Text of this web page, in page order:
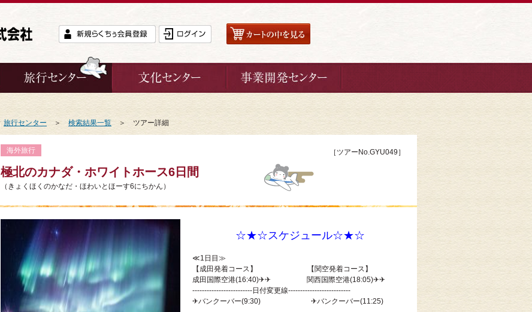
旅行センター ＞ 検索結果一覧 ＞ ツアー詳細
海外旅行
極北のカナダ・ホワイトホース6日間
（きょくほくのかなだ・ほわいとほーす6にちかん）
［ツアーNo.GYU049］
☆★☆スケジュール☆★☆
≪1日目≫
【成田発着コース】 【関空発着コース】
成田国際空港(16:40)✈✈ 関西国際空港(18:05)✈✈
-------------------------日付変更線--------------------------
✈バンクーバー(9:30) ✈バンクーバー(11:25)